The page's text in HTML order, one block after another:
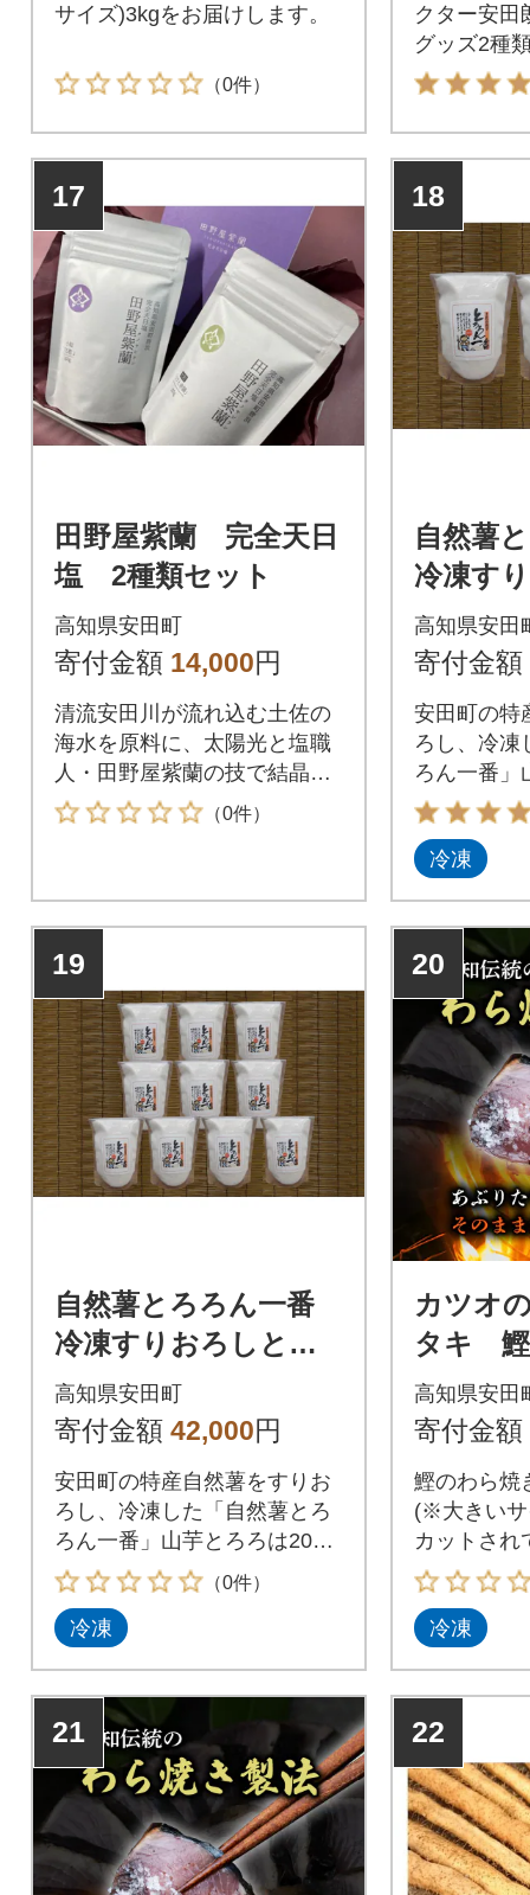
サイズ)3kgをお届けします。
（0件）
クター安田
グッズ2種
17
田野屋紫蘭 完全天日
塩 2種類セット
高知県安田町
寄付金額 14,000円
清流安田川が流れ込む土佐の
海水を原料に、太陽光と塩職
人・田野屋紫蘭の技で結晶化
させた「完全天日塩」2種類を
セットでお届けします。
（0件）
18
自然薯
冷凍す
ろ山芋
高知県安田
寄付金額
安田町の特
ろし、冷凍
ろん一番」
グラム×3パ
す。小分け
に美味しく
冷凍
19
自然薯とろろん一番
冷凍すりおろしとろ
ろ山芋10袋
高知県安田町
寄付金額 42,000円
安田町の特産自然薯をすりお
ろし、冷凍した「自然薯とろ
ろん一番」山芋とろろは200
グラム×10パックでお届けし
ます。小分けされていて、簡
単に美味しく調理ができ、リ
（0件）
冷凍
20
カツオ
タキ 鰹
高知県安田
寄付金額
鰹のわら焼
(※大きいサ
カットされ
ます)海洋
きでお届け
いておりま
冷凍
21 22